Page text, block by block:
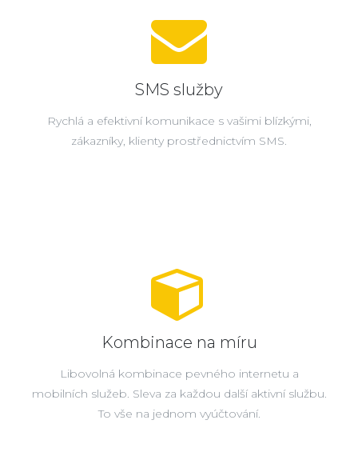
SMS služby
Rychlá a efektivní komunikace s vašimi blízkými,
zákazníky, klienty prostřednictvím SMS.
Kombinace na míru
Libovolná kombinace pevného internetu a
mobilních služeb. Sleva za každou další aktivní službu.
To vše na jednom vyúčtování.